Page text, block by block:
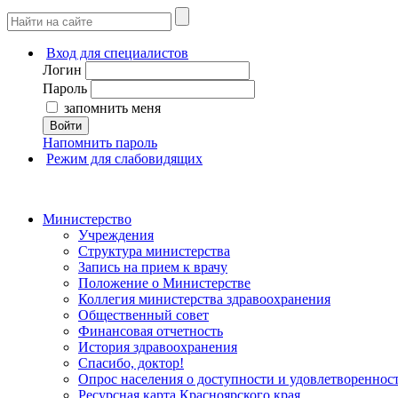
Вход для специалистов
Логин
Пароль
запомнить меня
Войти
Напомнить пароль
Режим для слабовидящих
Министерство
Учреждения
Структура министерства
Запись на прием к врачу
Положение о Министерстве
Коллегия министерства здравоохранения
Общественный совет
Финансовая отчетность
История здравоохранения
Спасибо, доктор!
Опрос населения о доступности и
Ресурсная карта Красноярского края